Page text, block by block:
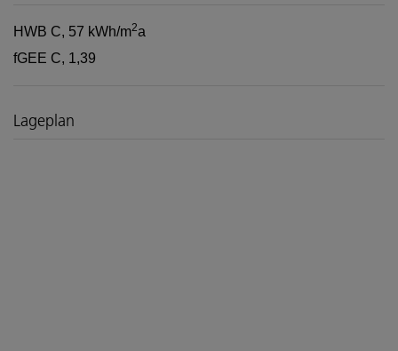
HWB C, 57 kWh/m2a
fGEE C, 1,39
Lageplan